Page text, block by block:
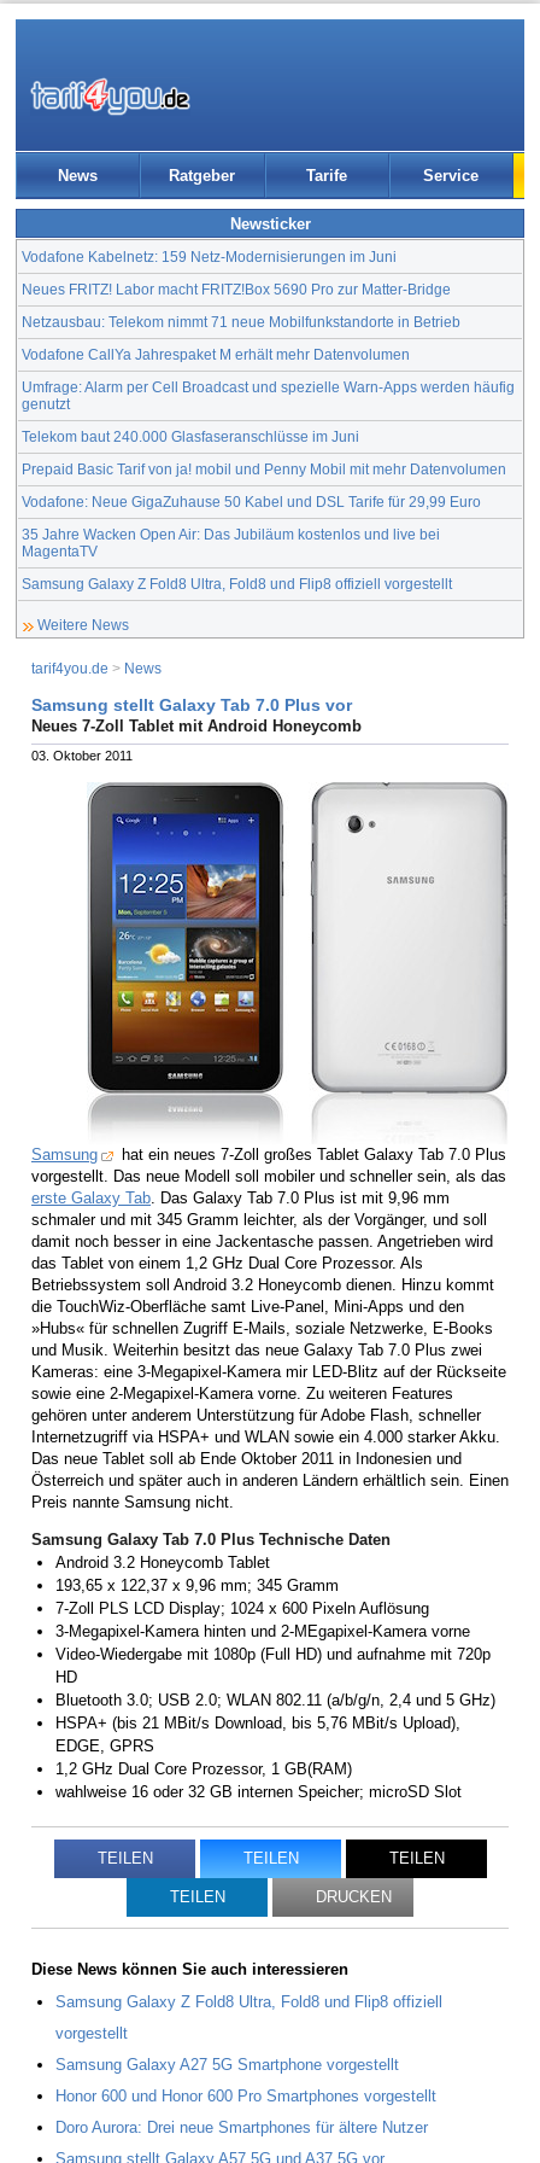
News Ratgeber Tarife Service
Newsticker
Vodafone Kabelnetz: 159 Netz-Modernisierungen im Juni
Neues FRITZ! Labor macht FRITZ!Box 5690 Pro zur Matter-Bridge
Netzausbau: Telekom nimmt 71 neue Mobilfunkstandorte in Betrieb
Vodafone CallYa Jahrespaket M erhält mehr Datenvolumen
Umfrage: Alarm per Cell Broadcast und spezielle Warn-Apps werden häufig
genutzt
Telekom baut 240.000 Glasfaseranschlüsse im Juni
Prepaid Basic Tarif von ja! mobil und Penny Mobil mit mehr Datenvolumen
Vodafone: Neue GigaZuhause 50 Kabel und DSL Tarife für 29,99 Euro
35 Jahre Wacken Open Air: Das Jubiläum kostenlos und live bei
MagentaTV
Samsung Galaxy Z Fold8 Ultra, Fold8 und Flip8 offiziell vorgestellt
Weitere News
tarif4you.de > News
Samsung stellt Galaxy Tab 7.0 Plus vor
Neues 7-Zoll Tablet mit Android Honeycomb
03. Oktober 2011
Samsung
hat ein neues 7-Zoll großes Tablet Galaxy Tab 7.0 Plus
vorgestellt. Das neue Modell soll mobiler und schneller sein, als das
erste Galaxy Tab . Das Galaxy Tab 7.0 Plus ist mit 9,96 mm
schmaler und mit 345 Gramm leichter, als der Vorgänger, und soll
damit noch besser in eine Jackentasche passen. Angetrieben wird
das Tablet von einem 1,2 GHz Dual Core Prozessor. Als
Betriebssystem soll Android 3.2 Honeycomb dienen. Hinzu kommt
die TouchWiz-Oberfläche samt Live-Panel, Mini-Apps und den
»Hubs« für schnellen Zugriff E-Mails, soziale Netzwerke, E-Books
und Musik. Weiterhin besitzt das neue Galaxy Tab 7.0 Plus zwei
Kameras: eine 3-Megapixel-Kamera mir LED-Blitz auf der Rückseite
sowie eine 2-Megapixel-Kamera vorne. Zu weiteren Features
gehören unter anderem Unterstützung für Adobe Flash, schneller
Internetzugriff via HSPA+ und WLAN sowie ein 4.000 starker Akku.
Das neue Tablet soll ab Ende Oktober 2011 in Indonesien und
Österreich und später auch in anderen Ländern erhältlich sein. Einen
Preis nannte Samsung nicht.
Samsung Galaxy Tab 7.0 Plus Technische Daten
Android 3.2 Honeycomb Tablet
193,65 x 122,37 x 9,96 mm; 345 Gramm
7-Zoll PLS LCD Display; 1024 x 600 Pixeln Auflösung
3-Megapixel-Kamera hinten und 2-MEgapixel-Kamera vorne
Video-Wiedergabe mit 1080p (Full HD) und aufnahme mit 720p
HD
Bluetooth 3.0; USB 2.0; WLAN 802.11 (a/b/g/n, 2,4 und 5 GHz)
HSPA+ (bis 21 MBit/s Download, bis 5,76 MBit/s Upload),
EDGE, GPRS
1,2 GHz Dual Core Prozessor, 1 GB(RAM)
wahlweise 16 oder 32 GB internen Speicher; microSD Slot
TEILEN TEILEN TEILEN
TEILEN DRUCKEN
Diese News können Sie auch interessieren
Samsung Galaxy Z Fold8 Ultra, Fold8 und Flip8 offiziell
vorgestellt
Samsung Galaxy A27 5G Smartphone vorgestellt
Honor 600 und Honor 600 Pro Smartphones vorgestellt
Doro Aurora: Drei neue Smartphones für ältere Nutzer
Samsung stellt Galaxy A57 5G und A37 5G vor